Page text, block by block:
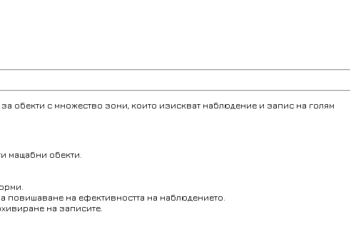
обекти с множество зони, които изискват наблюдение и запис на голям
мащабни обекти.
повишаване на ефективността на наблюдението.
на записите.